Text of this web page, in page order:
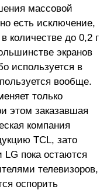
массовой
есть исключение,
количестве до 0,2 г
экранов
используется в
вообще.
только
этом заказавшая
компания
TCL, зато
LG пока остаются
телевизоров,
оспорить